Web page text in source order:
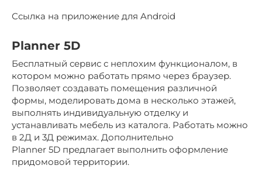
Ссылка на приложение для Android
Planner 5D
Бесплатный сервис с неплохим функционалом, в
котором можно работать прямо через браузер.
Позволяет создавать помещения различной
формы, моделировать дома в несколько этажей,
выполнять индивидуальную отделку и
устанавливать мебель из каталога. Работать можно
в 2Д и 3Д режимах. Дополнительно
Planner 5D предлагает выполнить оформление
придомовой территории.